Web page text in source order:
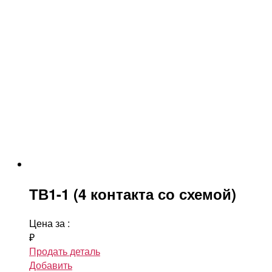
ТВ1-1 (4 контакта со схемой)
Цена за :
₽
Продать деталь
Добавить